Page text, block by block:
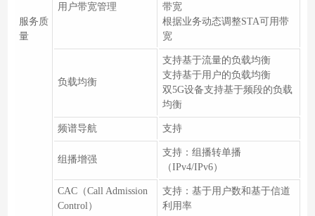
服务质
量
用户带宽管理
带宽
根据业务动态调整STA可用带
宽
负载均衡
支持基于流量的负载均衡
支持基于用户的负载均衡
双5G设备支持基于频段的负载
均衡
频谱导航 支持
组播增强
支持：组播转单播
（IPv4/IPv6）
CAC（Call Admission
Control）
支持：基于用户数和基于信道
利用率